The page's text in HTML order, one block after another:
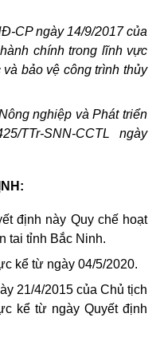
CPngày 14/9/2017của
chính trong lĩnh vực
bảo vệ công trình thủy
nghiệp và Phát triển
TTr-SNN-CCTL ngày
định này Quy chế hoạt
tai tỉnh Bắc Ninh.
kể từ ngày 04/5/2020.
21/4/2015 của Chủ tịch
kể từ ngày Quyết định